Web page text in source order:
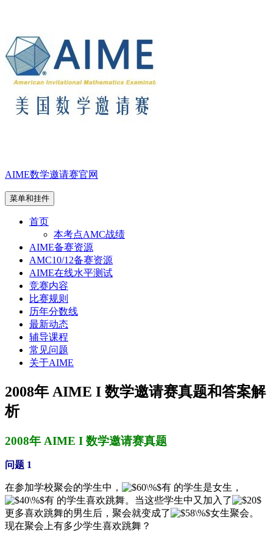
容
AIME数学邀请赛官网
菜单和挂件
首页
本考点AMC战绩
AIME备赛资源
AMC10/12备赛资源
AIME在线水平测试
竞赛内容
比赛规则
历年分数线
最新动态
辅导课程
常见问题
关于AIME
2008年 AIME I 数学邀请赛真题和答案解
析
2008年 AIME I 数学邀请赛真题
问题 1
在参加学校聚会的学生中，
有 的学生是女生，
有 的学生喜欢跳舞。当这些学生中又加入了
更多喜欢跳舞的男生后，聚会就变成了
女生聚会。
现在聚会上有多少学生喜欢跳舞？